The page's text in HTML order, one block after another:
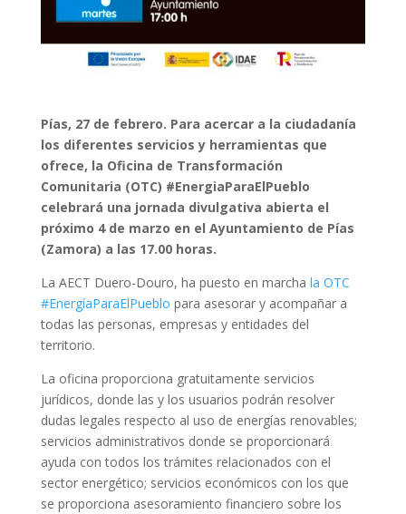
Pías, 27 de febrero. Para acercar a la ciudadanía
los diferentes servicios y herramientas que
ofrece, la Oficina de Transformación
Comunitaria (OTC) #EnergiaParaElPueblo
celebrará una jornada divulgativa abierta el
próximo 4 de marzo en el Ayuntamiento de Pías
(Zamora) a las 17.00 horas.
La AECT Duero-Douro, ha puesto en marcha la OTC
#EnergíaParaElPueblo para asesorar y acompañar a
todas las personas, empresas y entidades del
territorio.
La oficina proporciona gratuitamente servicios
jurídicos, donde las y los usuarios podrán resolver
dudas legales respecto al uso de energías renovables;
servicios administrativos donde se proporcionará
ayuda con todos los trámites relacionados con el
sector energético; servicios económicos con los que
se proporciona asesoramiento financiero sobre los